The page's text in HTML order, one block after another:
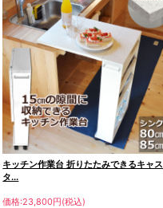
キッチン作業台 折りたたみできるキャス
タ...
価格:23,800円(税込)